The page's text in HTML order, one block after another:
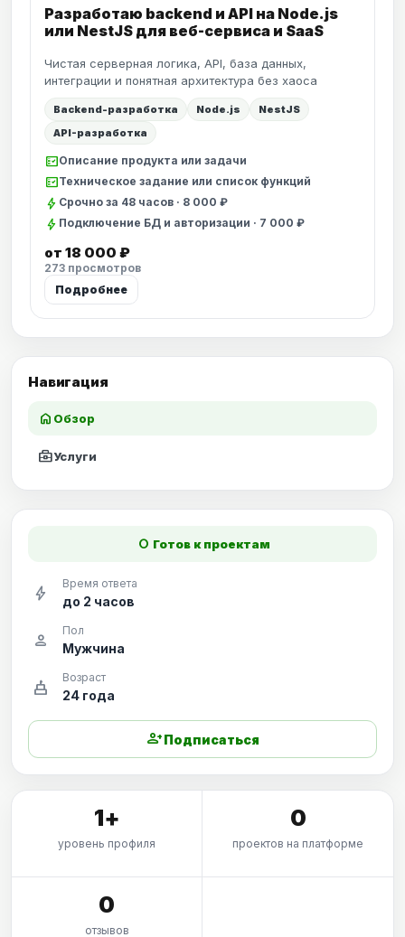
Навигация
home Обзор
business_centerУслуги
Разработаю backend и API на Node.js
или NestJS для веб-сервиса и SaaS
Чистая серверная логика, API, база данных,
интеграции и понятная архитектура без хаоса
Backend-разработка Node.js
NestJS
API-разработка
fact_checkОписание продукта или задачи
fact_checkТехническое задание или список функций
bolt Срочно за 48 часов · 8 000 ₽
bolt Подключение БД и авторизации · 7 000 ₽
от 18 000 ₽
273 просмотров
Подробнее
fiber_manual_record Готов к проектам
bolt Время ответа
до 2 часов
person Пол
Мужчина
cake Возраст
24 года
person_addПодписаться
1+
уровень профиля
0
проектов на платформе
0
отзывов